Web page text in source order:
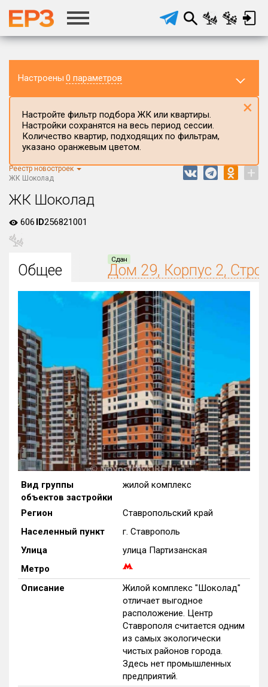
Настроены 0 параметров
Регион ЖК
Все
Населённый пункт
Все
Все
Цена
от до
Общая площадь, м²
от до
Срок сдачи
от до
Вид объекта
Только новые
Оценка ЕРЗ ЖК
от до
с продажами
Настройте фильтр подбора ЖК или квартиры.
Настройки сохранятся на весь период сессии.
Количество квартир, подходящих по фильтрам,
указано оранжевым цветом.
×
Реестр новостроек
ЖК Шоколад
+
ЖК Шоколад
606 ID256821001
Общее
Сдан
Дом 29, Корпус 2,
Вид группы
объектов застройки
жилой комплекс
Регион
Ставропольский край
Населенный пункт
г. Ставрополь
Улица
улица Партизанская
Метро
Описание
Жилой комплекс "Шоколад"
отличает выгодное
расположение. Центр
Ставрополя считается одним
из самых экологически
чистых районов города.
Здесь нет промышленных
предприятий.